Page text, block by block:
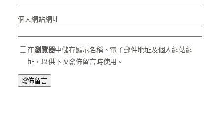
個人網站網址
在瀏覽器中儲存顯示名稱、電子郵件地址及個人網站網
址，以供下次發佈留言時使用。